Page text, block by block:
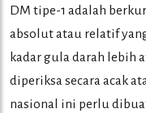
DM tipe-1 adalah
absolut atau relatif
kadar gula darah lebih
diperiksa secara acak
nasional ini perlu